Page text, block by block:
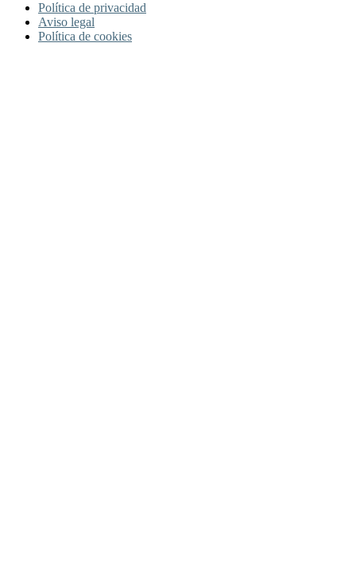
Política de privacidad
Aviso legal
Política de cookies